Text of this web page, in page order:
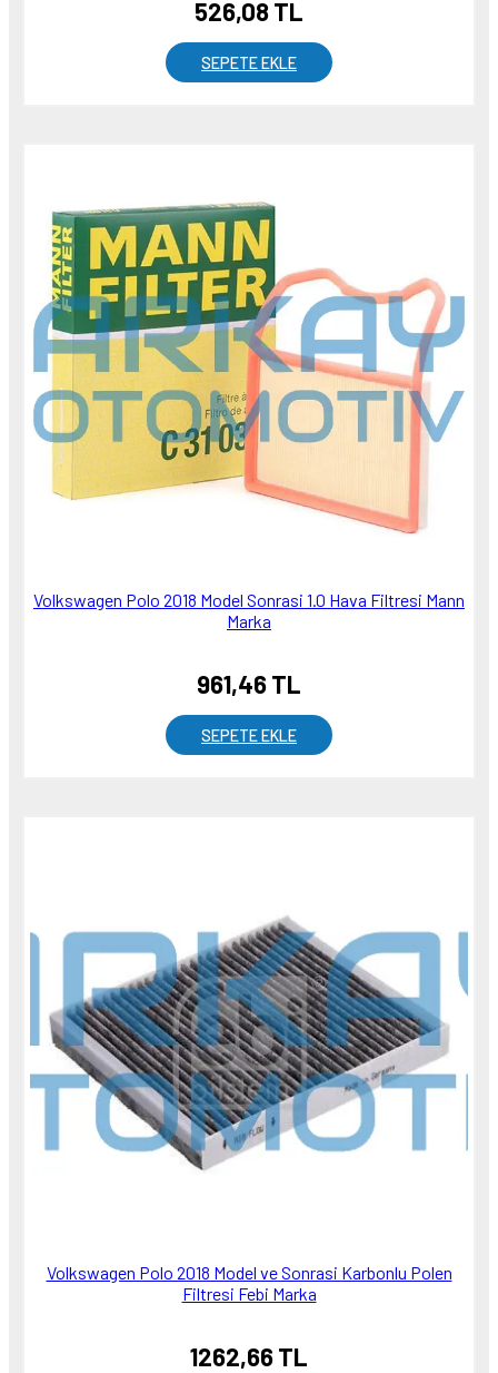
526,08 TL
SEPETE EKLE
Volkswagen Polo 2018 Model Sonrasi 1.0 Hava Filtresi Mann
Marka
961,46 TL
SEPETE EKLE
Volkswagen Polo 2018 Model ve Sonrasi Karbonlu Polen
Filtresi Febi Marka
1262,66 TL